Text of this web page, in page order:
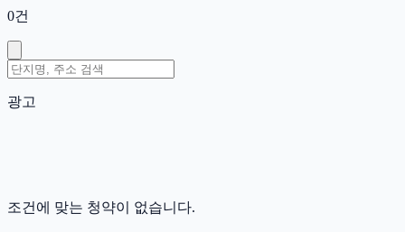
0건
광고
조건에 맞는 청약이 없습니다.